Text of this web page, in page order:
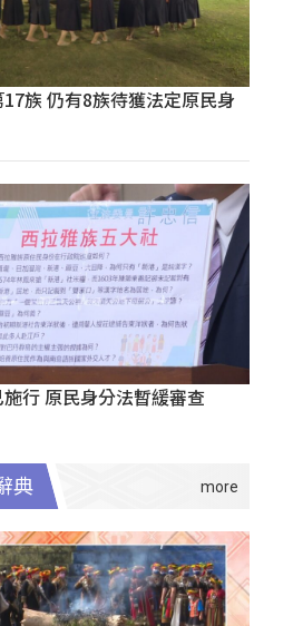
族 仍有8族待獲法定原民身
行 原民身分法暫緩審查
典